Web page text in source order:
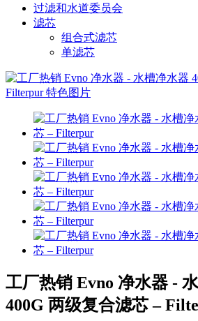
过滤和水道委员会
滤芯
组合式滤芯
单滤芯
工厂热销 Evno 净水器 -
400G 两级复合滤芯 –